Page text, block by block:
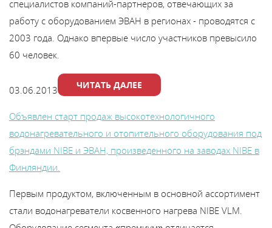
специалистов компаний-партнеров, отвечающих за
работу с оборудованием ЭВАН в регионах - проводятся с
2003 года. Однако впервые число участников превысило
60 человек.
03.06.2013 ЧИТАТЬ ДАЛЕЕ
Объявлен старт продаж высокотехнологичного
водонагревательного и отопительного оборудования под
брэндами NIBE и ЭВАН, произведенного на заводах NIBE в
Финляндии.
Первым продуктом, включенным в основной ассортимент
стали водонагреватели косвенного нагрева NIBE VLM.